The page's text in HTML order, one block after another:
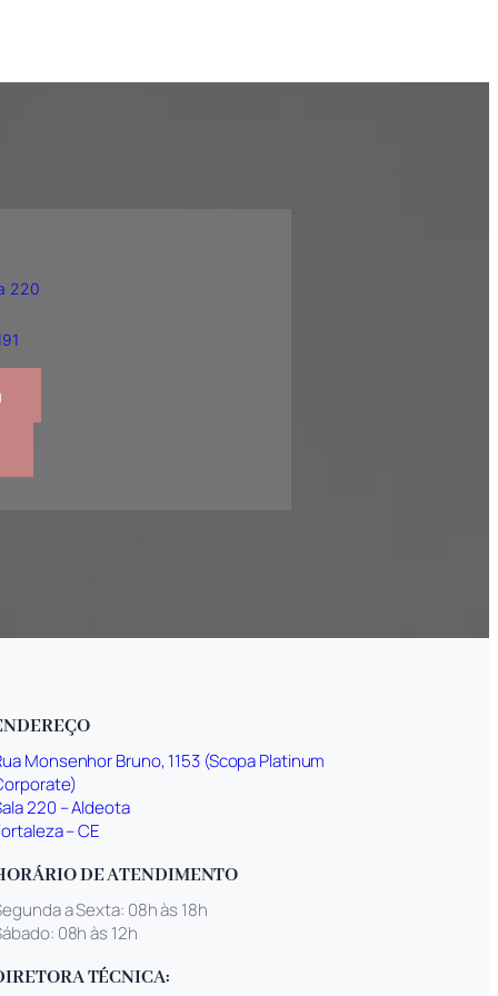
220
Monsenhor Bruno, 1153 (Scopa Platinum
220 – Aldeota
– CE
DE ATENDIMENTO
a Sexta: 08h às 18h
08h às 12h
TÉCNICA: